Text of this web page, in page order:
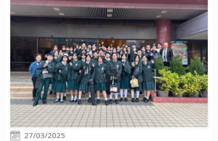
27/03/2025